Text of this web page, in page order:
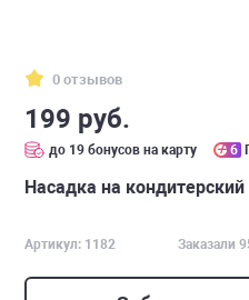
0 отзывов
199 руб.
до 19 бонусов на карту 6
Насадка на
Артикул: 1182 Заказали